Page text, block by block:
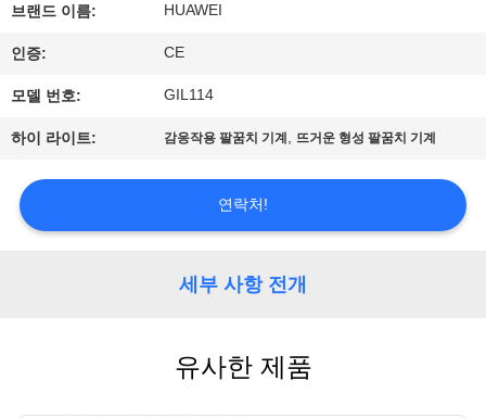
여
공
여
관
브랜드 이름: HUAWEI
인증: CE
모델 번호: GIL114
하이 라이트: 감응작용 팔꿈치 기계 , 뜨거운 형성 팔꿈치 기계
연락처!
세부 사항 전개
유사한 제품